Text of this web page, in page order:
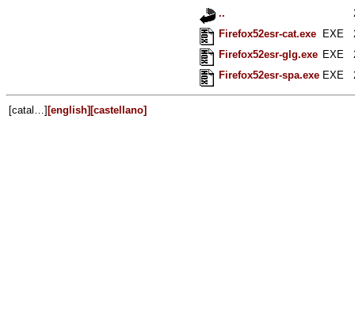
..
Firefox52esr-cat.exe
EXE
Firefox52esr-glg.exe EXE
Firefox52esr-spa.exe EXE
[catal…][english][castellano]